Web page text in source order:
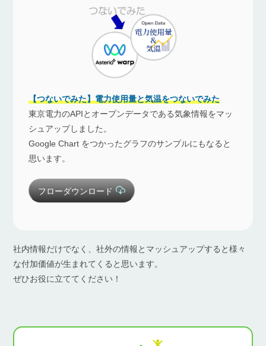
【つないでみた】電力使用量と気温をつないでみた
東京電力のAPIとオープンデータである気象情報をマッ
シュアップしました。
Google Chart をつかったグラフのサンプルにもなると
思います。
フローダウンロード
社内情報だけでなく、社外の情報とマッシュアップすると様々
な付加価値が生まれてくると思います。
ぜひお役に立ててください！